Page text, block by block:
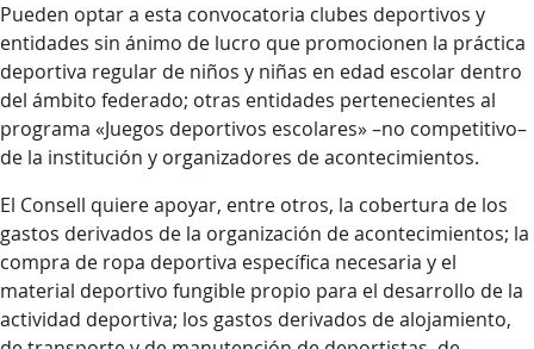
Pueden optar a esta convocatoria clubes deportivos y
entidades sin ánimo de lucro que promocionen la práctica
deportiva regular de niños y niñas en edad escolar dentro
del ámbito federado; otras entidades pertenecientes al
programa «Juegos deportivos escolares» –no competitivo–
de la institución y organizadores de acontecimientos.
El Consell quiere apoyar, entre otros, la cobertura de los
gastos derivados de la organización de acontecimientos; la
compra de ropa deportiva específica necesaria y el
material deportivo fungible propio para el desarrollo de la
actividad deportiva; los gastos derivados de alojamiento,